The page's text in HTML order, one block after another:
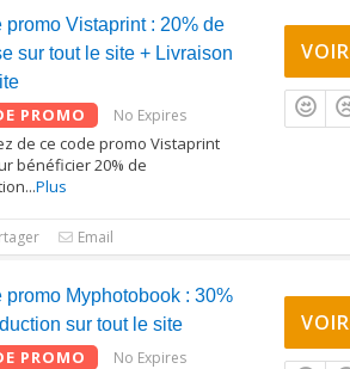
promo Vistaprint : 20% de
sur tout le site + Livraison
PROMO No Expires
de ce code promo Vistaprint
bénéficier 20% de
...Plus
Email
promo Myphotobook : 30%
sur tout le site
PROMO No Expires